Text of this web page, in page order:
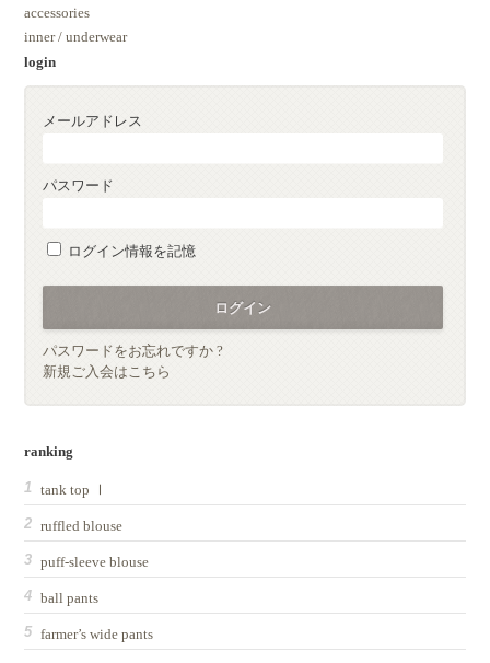
accessories
inner / underwear
login
メールアドレス
パスワード
ログイン情報を記憶
パスワードをお忘れですか ?
新規ご入会はこちら
ranking
tank top Ⅰ
ruffled blouse
puff-sleeve blouse
ball pants
farmer’s wide pants